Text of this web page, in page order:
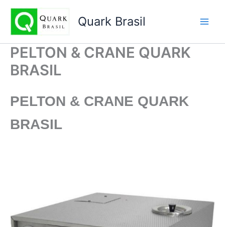
conteúdo
Quark Brasil
PELTON & CRANE QUARK
BRASIL
PELTON & CRANE QUARK
BRASIL